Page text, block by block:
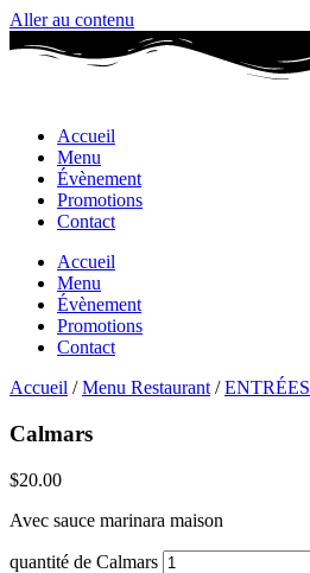
Aller au contenu
Accueil
Menu
Évènement
Promotions
Contact
Accueil
Menu
Évènement
Promotions
Contact
Accueil /Menu Restaurant /ENTRÉES
Calmars
$20.00
Avec sauce marinara maison
quantité de Calmars